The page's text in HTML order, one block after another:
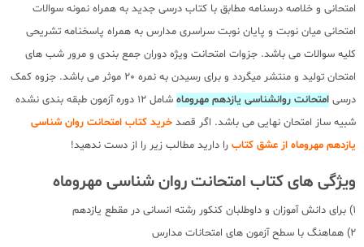
امتحانی و خلاصه درسنامه مطابق با کتاب درسی جدید به همراه نمونه سوالات
امتحانی میان نوبت و پایان نوبت سراسری مدارس به همراه پاسخنامه تشریحی
کلیه سوالات می باشد. جزوات امتحانت ویژه دوران جمع بندی و مرور شب های
امتحان تولید و منتشر میگردد و برای رسیدن به نمره 20 موثر می باشد. جزوه کمک
درسی امتحانت روانشناسی یازدهم مهروماه
شامل 12 دوره آزمون طبقه بندی نشده
شبیه ساز امتحان نهایی می باشد. اگر قصد خرید کتاب امتحانت روان شناسی
یازدهم مهروماه از عشق کتاب را دارید مطالب زیر را از دست ندهید!
ویژگی های کتاب امتحانت روان شناسی مهروماه
1) برای دانش آموزان و داوطلبان کنکور رشته انسانی در مقطع یازدهم
2) هماهنگ با سطح آزمون های امتحانات مدارس